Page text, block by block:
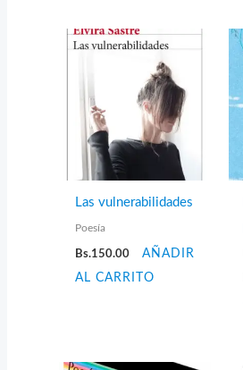
Las vulnerabilidades
Poesía
Bs.150.00
AÑADIR
AL CARRITO